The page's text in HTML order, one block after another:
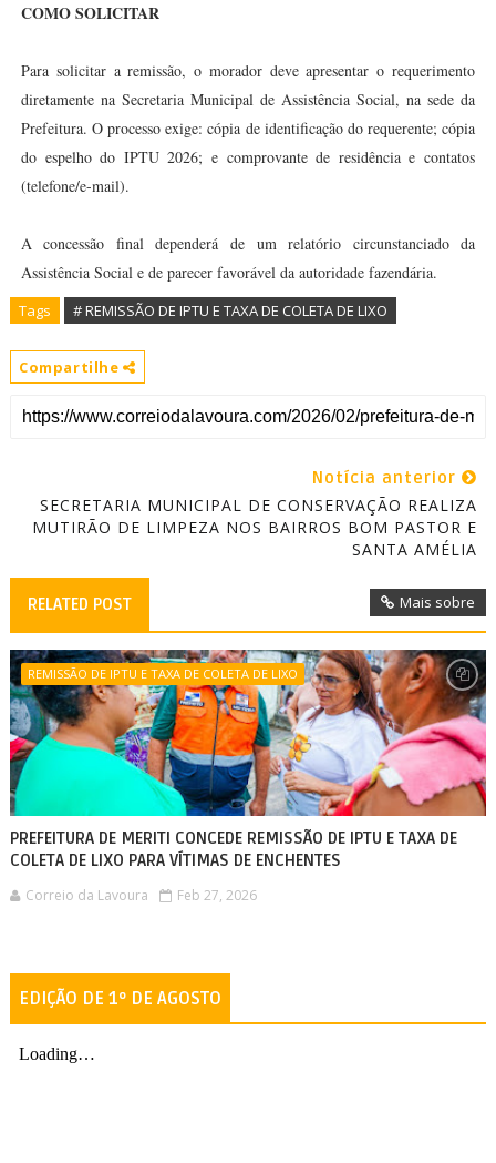
COMO SOLICITAR
Para solicitar a remissão, o morador deve apresentar o requerimento
diretamente na Secretaria Municipal de Assistência Social, na sede da
Prefeitura. O processo exige: cópia de identificação do requerente; cópia
do espelho do IPTU 2026; e comprovante de residência e contatos
(telefone/e-mail).
A concessão final dependerá de um relatório circunstanciado da
Assistência Social e de parecer favorável da autoridade fazendária.
Tags # REMISSÃO DE IPTU E TAXA DE COLETA DE LIXO
Compartilhe
Notícia anterior
SECRETARIA MUNICIPAL DE CONSERVAÇÃO REALIZA
MUTIRÃO DE LIMPEZA NOS BAIRROS BOM PASTOR E
SANTA AMÉLIA
RELATED POST Mais sobre
REMISSÃO DE IPTU E TAXA DE COLETA DE LIXO
PREFEITURA DE MERITI CONCEDE REMISSÃO DE IPTU E TAXA DE
COLETA DE LIXO PARA VÍTIMAS DE ENCHENTES
Correio da Lavoura Feb 27, 2026
EDIÇÃO DE 1º DE AGOSTO